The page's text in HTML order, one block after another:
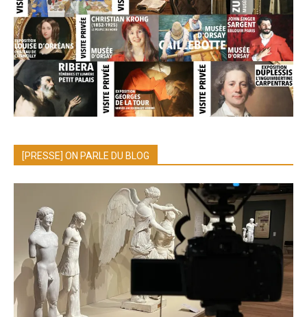
[PRESSE] ON PARLE DU BLOG